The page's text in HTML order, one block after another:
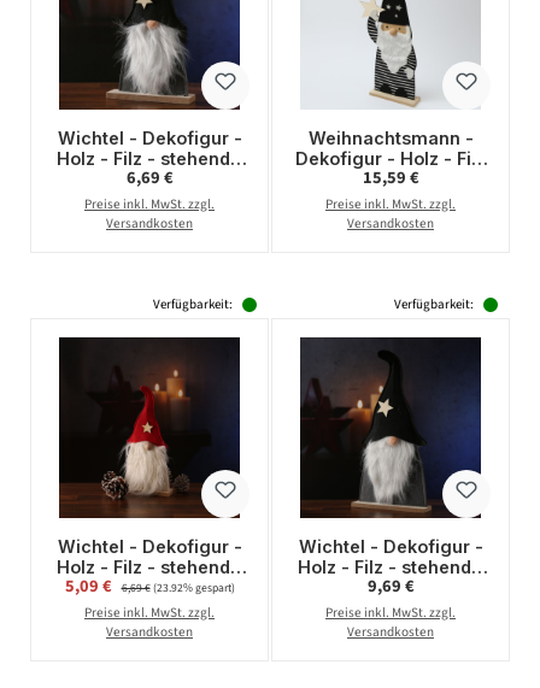
Wichtel - Dekofigur -
Holz - Filz - stehend -
H: 34cm - Mütze mit
Stern - schwarz, grau
Regulärer Preis:
6,69 €
Preise inkl. MwSt. zzgl.
Versandkosten
Weihnachtsmann -
Dekofigur - Holz - Filz
- stehend - H: 87cm -
Streifen und Sterne -
schwarz
Regulärer Preis:
15,59 €
Preise inkl. MwSt. zzgl.
Versandkosten
Verfügbarkeit:
Wichtel - Dekofigur -
Holz - Filz - stehend -
H: 34cm - Mütze mit
Stern - rot
Verkaufspreis:
5,09 € Regulärer Preis:
6,69 €(23.92% gespart)
Preise inkl. MwSt. zzgl.
Versandkosten
Verfügbarkeit:
Wichtel - Dekofigur -
Holz - Filz - stehend -
H: 48cm - Mütze mit
Stern - schwarz, grau
Regulärer Preis:
9,69 €
Preise inkl. MwSt. zzgl.
Versandkosten